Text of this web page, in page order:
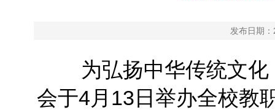
发布日期
为弘扬中华传统文化
会于4月13日举办全校教